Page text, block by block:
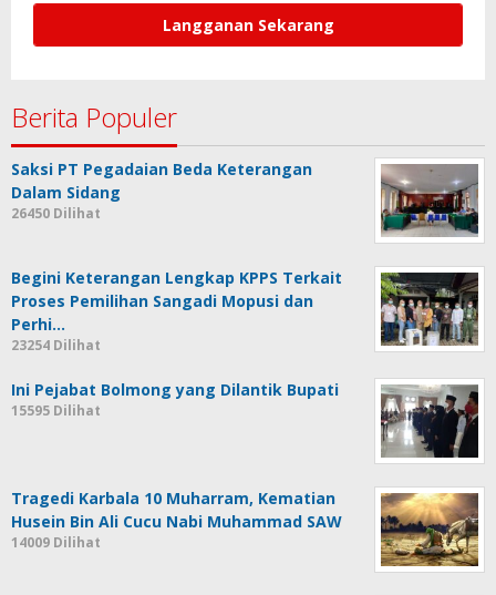
Berita Populer
Saksi PT Pegadaian Beda Keterangan
Dalam Sidang
26450 Dilihat
Begini Keterangan Lengkap KPPS Terkait
Proses Pemilihan Sangadi Mopusi dan
Perhi…
23254 Dilihat
Ini Pejabat Bolmong yang Dilantik Bupati
15595 Dilihat
Tragedi Karbala 10 Muharram, Kematian
Husein Bin Ali Cucu Nabi Muhammad SAW
14009 Dilihat